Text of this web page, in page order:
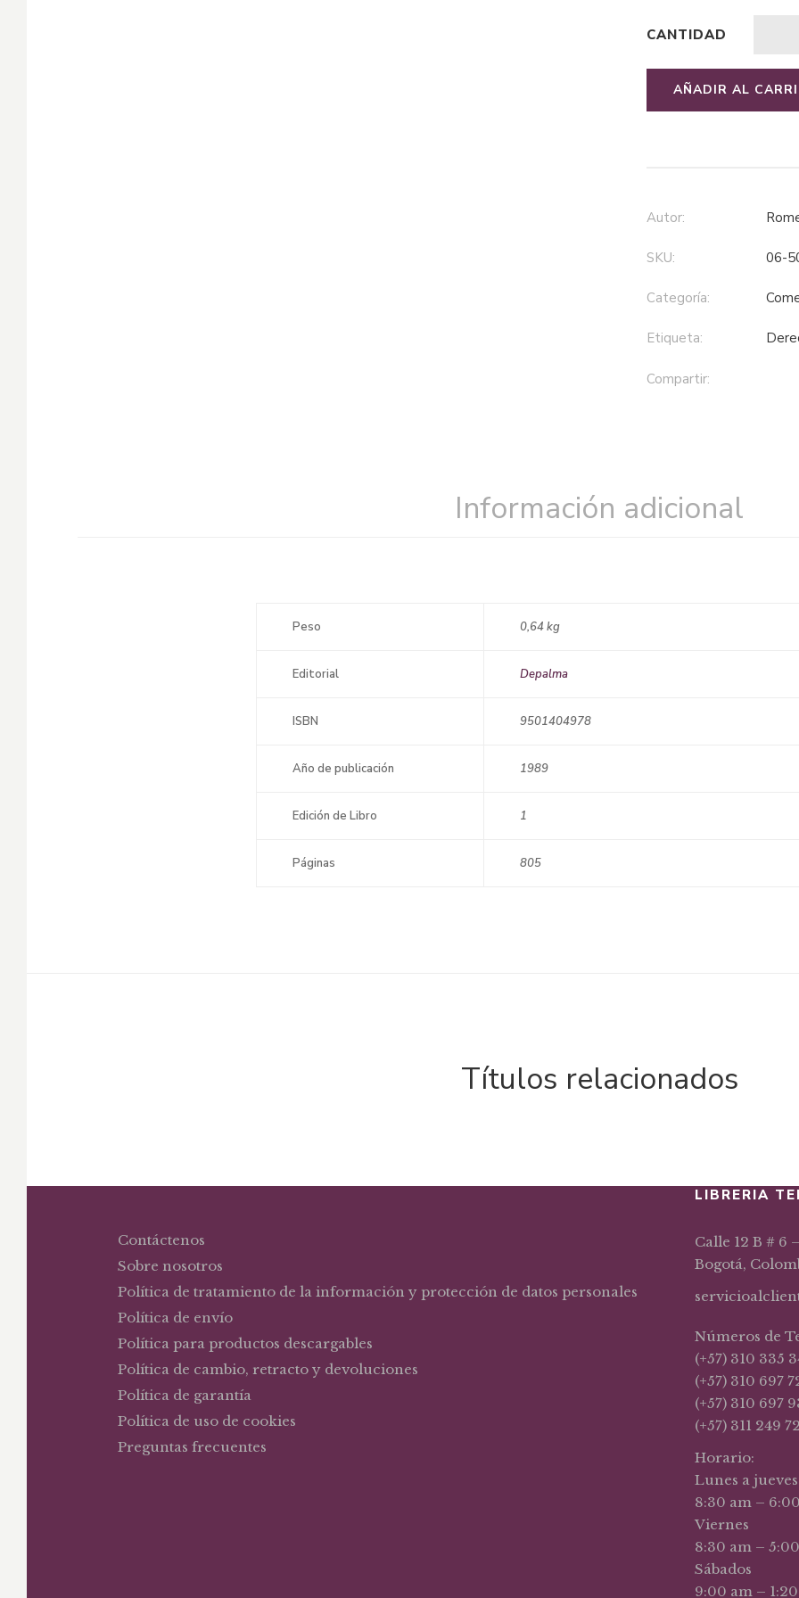
CANTIDAD
AÑADIR AL
Autor:
SKU: 06-
Categoría:
Etiqueta:
Compartir:
Información adicional
Peso 0,64 kg
Editorial Depalma
ISBN 9501404978
Año de publicación 1989
Edición de Libro 1
Páginas 805
Títulos relacionados
Contáctenos
Sobre nosotros
Política de tratamiento de la información y protección de datos personales
Política de envío
Política para productos descargables
Política de cambio, retracto y devoluciones
Política de garantía
Política de uso de cookies
Preguntas frecuentes
LIBRERIA
Calle 12 B # 6
Bogotá,
Números de
(+57) 310 335
(+57) 310 697
(+57) 310 697
(+57) 311 249
Horario:
Lunes a jueves
8:30 am –
Viernes
8:30 am –
Sábados
9:00 am –